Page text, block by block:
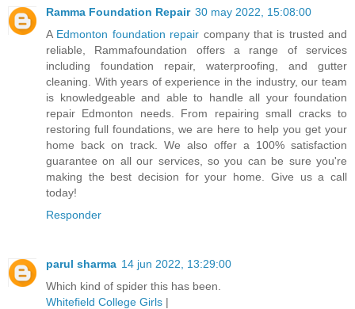
Ramma Foundation Repair 30 may 2022, 15:08:00
A Edmonton foundation repair company that is trusted and
reliable, Rammafoundation offers a range of services
including foundation repair, waterproofing, and gutter
cleaning. With years of experience in the industry, our team
is knowledgeable and able to handle all your foundation
repair Edmonton needs. From repairing small cracks to
restoring full foundations, we are here to help you get your
home back on track. We also offer a 100% satisfaction
guarantee on all our services, so you can be sure you're
making the best decision for your home. Give us a call
today!
Responder
parul sharma 14 jun 2022, 13:29:00
Which kind of spider this has been.
Whitefield College Girls |